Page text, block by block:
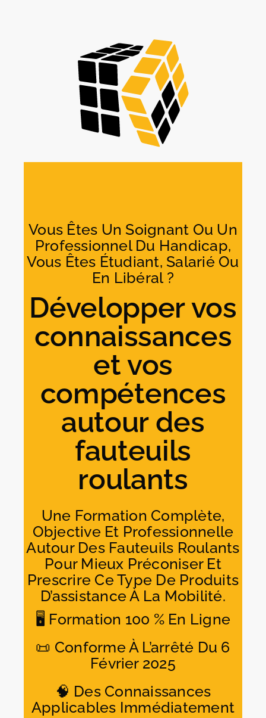
Vous Êtes Un Soignant Ou Un
Professionnel Du Handicap,
Vous Êtes Étudiant, Salarié Ou
En Libéral ?
Développer vos
connaissances
et vos
compétences
autour des
fauteuils
roulants
Une Formation Complète,
Objective Et Professionnelle
Autour Des Fauteuils Roulants
Pour Mieux Préconiser Et
Prescrire Ce Type De Produits
D’assistance À La Mobilité.
🖥️ Formation 100 % En Ligne
📜 Conforme À L’arrêté Du 6
Février 2025
🧠 Des Connaissances
Applicables Immédiatement